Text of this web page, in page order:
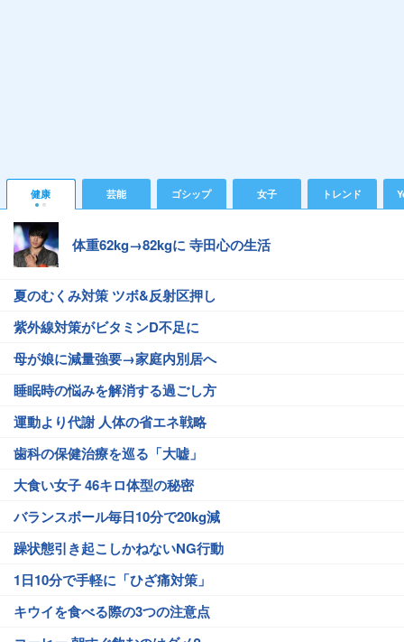
健康 芸能 ゴシップ 女子 トレンド
体重62kg→82kgに 寺田心の生活
夏のむくみ対策 ツボ&反射区押し
紫外線対策がビタミンD不足に
母が娘に減量強要→家庭内別居へ
睡眠時の悩みを解消する過ごし方
運動より代謝 人体の省エネ戦略
歯科の保健治療を巡る「大嘘」
大食い女子 46キロ体型の秘密
バランスボール毎日10分で20kg減
躁状態引き起こしかねないNG行動
1日10分で手軽に「ひざ痛対策」
キウイを食べる際の3つの注意点